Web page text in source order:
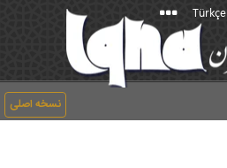
Türkçe
نسخه اصلی